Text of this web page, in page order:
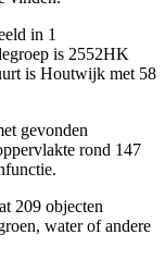
in 1
is 2552HK
is Houtwijk met 58
gevonden
rond 147
209 objecten
water of andere